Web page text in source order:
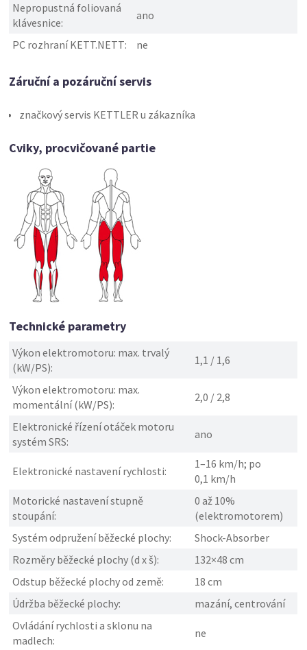
Nepropustná foliovaná
klávesnice:
ano
PC rozhraní KETT.NETT: ne
Záruční a pozáruční servis
značkový servis KETTLER u zákazníka
Cviky, procvičované partie
Technické parametry
Výkon elektromotoru: max. trvalý
(kW/PS):
1,1 / 1,6
Výkon elektromotoru: max.
momentální (kW/PS):
2,0 / 2,8
Elektronické řízení otáček motoru
systém SRS:
ano
Elektronické nastavení rychlosti:
1–16 km/h; po
0,1 km/h
Motorické nastavení stupně
stoupání:
0 až 10%
(elektromotorem)
Systém odpružení běžecké plochy:
Shock-Absorber
Rozměry běžecké plochy (d x š):
132×48 cm
Odstup běžecké plochy od země:
18 cm
Údržba běžecké plochy:
mazání, centrování
Ovládání rychlosti a sklonu na
madlech:
ne